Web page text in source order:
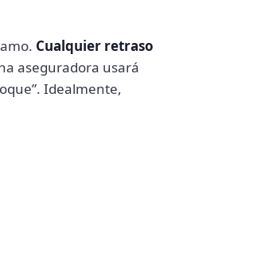
Cualquier retraso
aseguradora usará
Idealmente,